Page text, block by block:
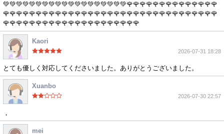
💚💚💚💚💚💚💚💚💚💚💚💚💚💚💚💚💚💚💚🌹🌹🌹🌹🌹🌹🌹🌹🌹🌹🌹🌹🌹🌹
🌹🌹🌹🌹🌹🌹🌹🌹🌹🌹🌹🌹🌹🌹🌹🌹🌹🌹🌹🌹🌹🌹🌹🌹🌹🌹🌹🌹🌹🌹🌹🌹🌹
🌹🌹🌹🌹🌹🌹🌹🌹🌹🌹🌹🌹🌹🌹🌹🌹🌹🌹🌹🌹🌹
Kaori
2026-07-31 18:28
とても優しく対応してくださいました。ありがとうございました。
Xuanbo
2026-07-30 22:57
，
mei